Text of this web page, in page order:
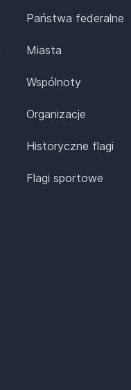
Państwa federalne
Miasta
Wspólnoty
Organizacje
Historyczne flagi
Flagi sportowe